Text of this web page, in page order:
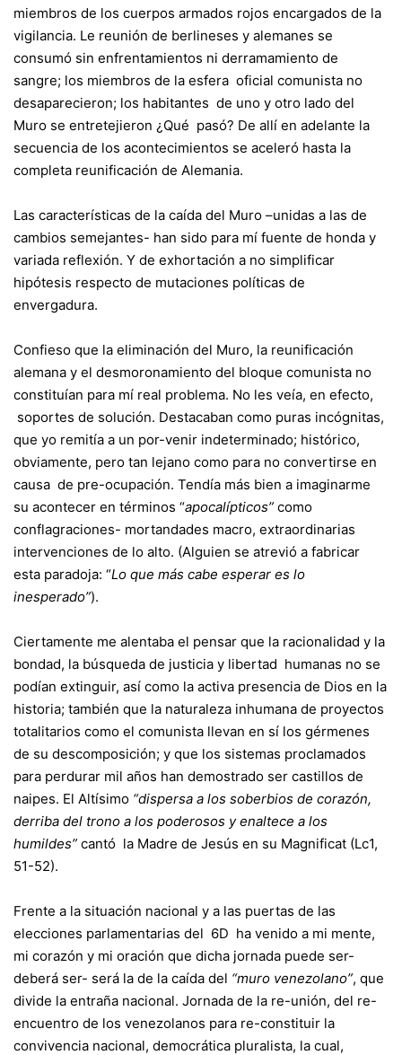
miembros de los cuerpos armados rojos encargados de la
vigilancia. Le reunión de berlineses y alemanes se
consumó sin enfrentamientos ni derramamiento de
sangre; los miembros de la esfera oficial comunista no
desaparecieron; los habitantes de uno y otro lado del
Muro se entretejieron ¿Qué pasó? De allí en adelante la
secuencia de los acontecimientos se aceleró hasta la
completa reunificación de Alemania.
Las características de la caída del Muro –unidas a las de
cambios semejantes- han sido para mí fuente de honda y
variada reflexión. Y de exhortación a no simplificar
hipótesis respecto de mutaciones políticas de
envergadura.
Confieso que la eliminación del Muro, la reunificación
alemana y el desmoronamiento del bloque comunista no
constituían para mí real problema. No les veía, en efecto,
soportes de solución. Destacaban como puras incógnitas,
que yo remitía a un por-venir indeterminado; histórico,
obviamente, pero tan lejano como para no convertirse en
causa de pre-ocupación. Tendía más bien a imaginarme
su acontecer en términos “apocalípticos” como
conflagraciones- mortandades macro, extraordinarias
intervenciones de lo alto. (Alguien se atrevió a fabricar
esta paradoja: “Lo que más cabe esperar es lo
inesperado”).
Ciertamente me alentaba el pensar que la racionalidad y la
bondad, la búsqueda de justicia y libertad humanas no se
podían extinguir, así como la activa presencia de Dios en la
historia; también que la naturaleza inhumana de proyectos
totalitarios como el comunista llevan en sí los gérmenes
de su descomposición; y que los sistemas proclamados
para perdurar mil años han demostrado ser castillos de
naipes. El Altísimo “dispersa a los soberbios de corazón,
derriba del trono a los poderosos y enaltece a los
humildes” cantó la Madre de Jesús en su Magnificat (Lc1,
51-52).
Frente a la situación nacional y a las puertas de las
elecciones parlamentarias del 6D ha venido a mi mente,
mi corazón y mi oración que dicha jornada puede ser-
deberá ser- será la de la caída del “muro venezolano”, que
divide la entraña nacional. Jornada de la re-unión, del re-
encuentro de los venezolanos para re-constituir la
convivencia nacional, democrática pluralista, la cual,